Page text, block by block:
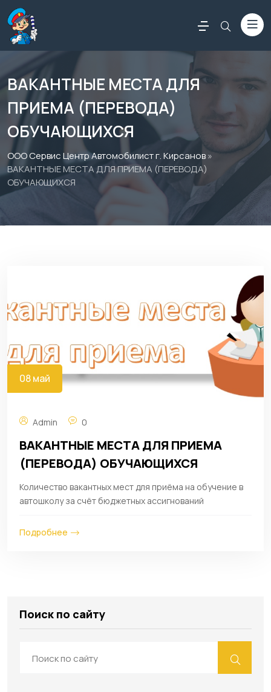
ВАКАНТНЫЕ МЕСТА ДЛЯ
ПРИЕМА (ПЕРЕВОДА)
ОБУЧАЮЩИХСЯ
ООО Сервис Центр Автомобилист г. Кирсанов»
ВАКАНТНЫЕ МЕСТА ДЛЯ ПРИЕМА (ПЕРЕВОДА)
ОБУЧАЮЩИХСЯ
Поиск по сайту
08 май
Admin 0
ВАКАНТНЫЕ МЕСТА ДЛЯ ПРИЕМА
(ПЕРЕВОДА) ОБУЧАЮЩИХСЯ
Количество вакантных мест для приёма на обучение в
автошколу за счёт бюджетных ассигнований
Подробнее